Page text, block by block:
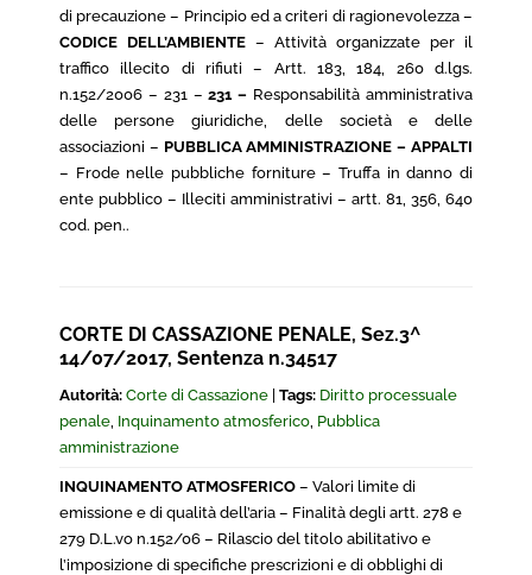
di precauzione – Principio ed a criteri di ragionevolezza –
CODICE DELL’AMBIENTE – Attività organizzate per il
traffico illecito di rifiuti – Artt. 183, 184, 260 d.lgs.
n.152/2006 – 231 – 231 – Responsabilità amministrativa
delle persone giuridiche, delle società e delle
associazioni – PUBBLICA AMMINISTRAZIONE – APPALTI
– Frode nelle pubbliche forniture – Truffa in danno di
ente pubblico – Illeciti amministrativi – artt. 81, 356, 640
cod. pen..
CORTE DI CASSAZIONE PENALE, Sez.3^
14/07/2017, Sentenza n.34517
Autorità: Corte di Cassazione Tags: Diritto processuale
penale, Inquinamento atmosferico, Pubblica
amministrazione
INQUINAMENTO ATMOSFERICO – Valori limite di
emissione e di qualità dell’aria – Finalità degli artt. 278 e
279 D.L.vo n.152/06 – Rilascio del titolo abilitativo e
l’imposizione di specifiche prescrizioni e di obblighi di